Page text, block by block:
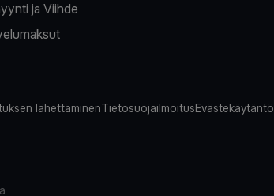
ja Viihde
lähettäminenTietosuojailmoitusEvästekäytäntö